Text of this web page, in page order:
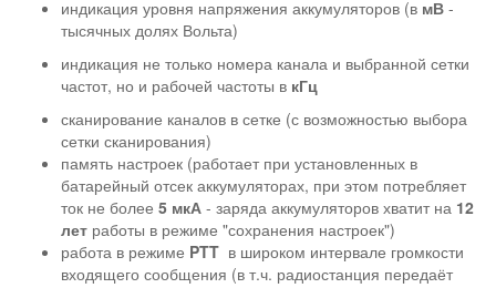
индикация уровня напряжения аккумуляторов (в мВ -
тысячных долях Вольта)
индикация не только номера канала и выбранной сетки
частот, но и рабочей частоты в кГц
сканирование каналов в сетке (с возможностью выбора
сетки сканирования)
память настроек (работает при установленных в
батарейный отсек аккумуляторах, при этом потребляет
ток не более 5 мкА - заряда аккумуляторов хватит на 12
лет работы в режиме "сохранения настроек")
работа в режиме PTT в широком интервале громкости
входящего сообщения (в т.ч. радиостанция передаёт